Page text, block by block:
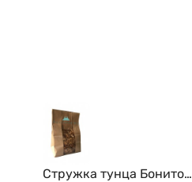
Стружка тунца Бонито